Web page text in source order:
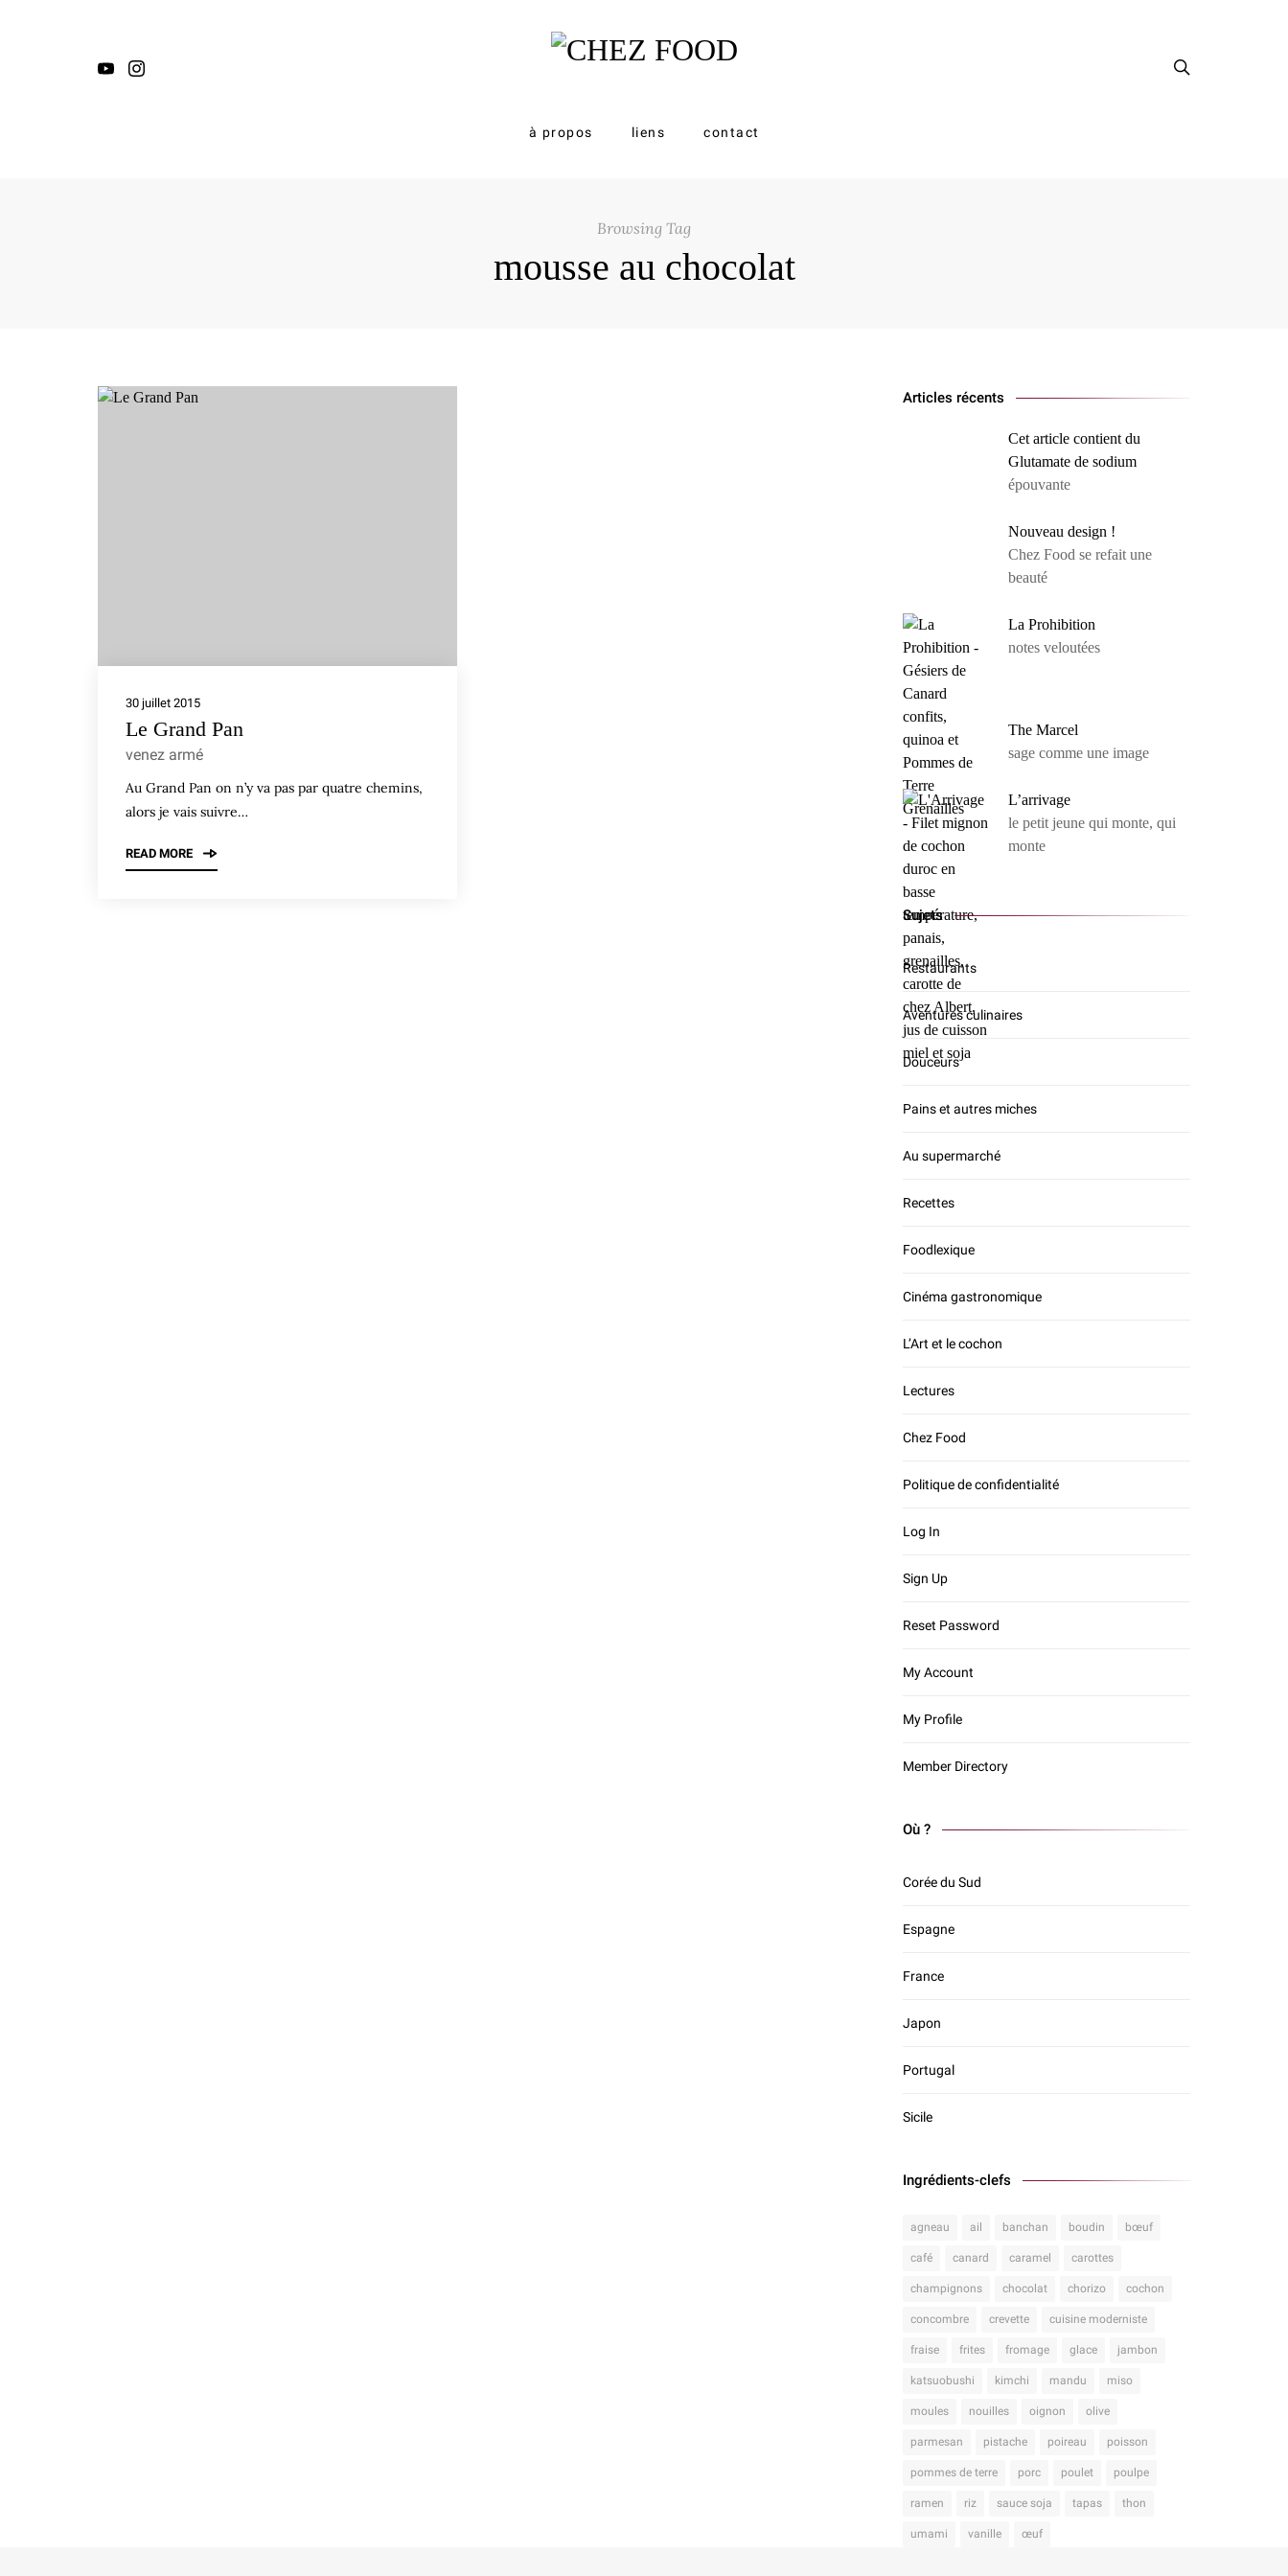
à propos liens contact
Browsing Tag
mousse au chocolat
30 juillet 2015
Le Grand Pan
venez armé
Au Grand Pan on n’y va pas par quatre chemins,
alors je vais suivre…
READ MORE
Articles récents
Cet article contient du
Glutamate de sodium
épouvante
Nouveau design !
Chez Food se refait une
beauté
La Prohibition
notes veloutées
The Marcel
sage comme une image
L’arrivage
le petit jeune qui monte, qui
monte
Sujets
Restaurants
Aventures culinaires
Douceurs
Pains et autres miches
Au supermarché
Recettes
Foodlexique
Cinéma gastronomique
L’Art et le cochon
Lectures
Chez Food
Politique de confidentialité
Log In
Sign Up
Reset Password
My Account
My Profile
Member Directory
Où ?
Corée du Sud
Espagne
France
Japon
Portugal
Sicile
Ingrédients-clefs
agneau ail banchan boudin bœuf
café canard caramel carottes
champignons chocolat chorizo cochon
concombre crevette cuisine moderniste
fraise frites fromage glace jambon
katsuobushi kimchi mandu miso
moules nouilles oignon olive
parmesan pistache poireau poisson
pommes de terre porc poulet poulpe
ramen riz sauce soja tapas thon
umami vanille œuf